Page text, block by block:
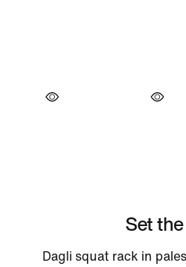
Set
Dagli squat rack in